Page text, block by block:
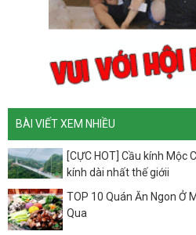
BÀI VIẾT XEM NHIỀU
[CỰC HOT] Cầu kính Mộc
kính dài nhất thế giớii
TOP 10 Quán Ăn Ngon Ở
Qua